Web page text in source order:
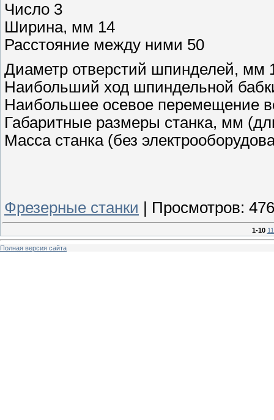
Число 3
Ширина, мм 14
Расстояние между ними 50
Диаметр отверстий шпинделей, мм
Наибольший ход шпиндельной
Наибольшее осевое перемещение
Габаритные размеры станка, мм
Масса станка (без
Фрезерные станки Просмотров: 476
1-10
Полная версия сайта